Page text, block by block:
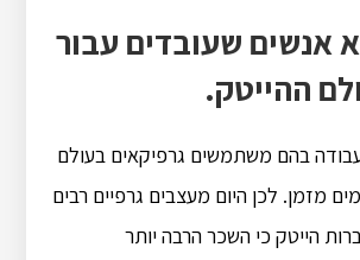
אנשים שעובדים עבור
ההייטק.
בהם משתמשים גרפיקאים בעולם
מזמן. לכן היום מעצבים גרפיים רבים
הייטק כי השכר הרבה יותר